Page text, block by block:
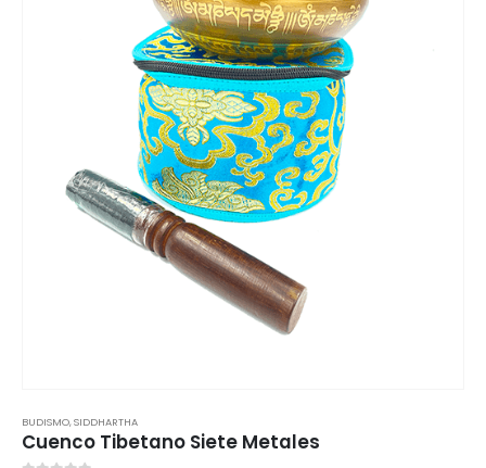
BUDISMO,SIDDHARTHA
Cuenco Tibetano Siete Metales